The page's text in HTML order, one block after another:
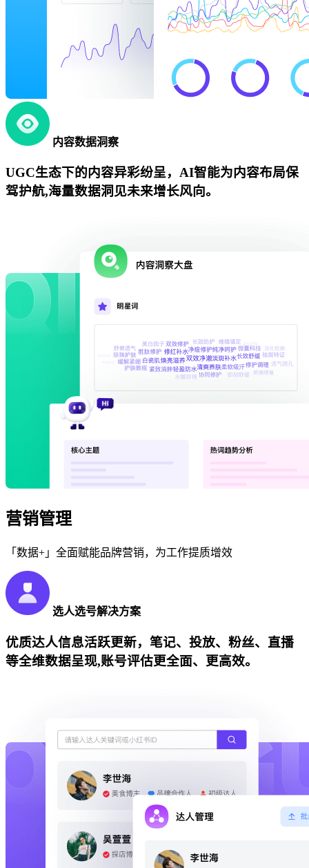
内容数据洞察
UGC生态下的内容异彩纷呈，AI智能为内容布局保
驾护航,海量数据洞见未来增长风向。
营销管理
「数据+」全面赋能品牌营销，为工作提质增效
选人选号解决方案
优质达人信息活跃更新，笔记、投放、粉丝、直播
等全维数据呈现,账号评估更全面、更高效。